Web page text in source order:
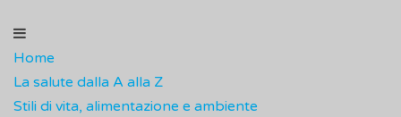
Home
La salute dalla A alla Z
Stili di vita, alimentazione e ambiente